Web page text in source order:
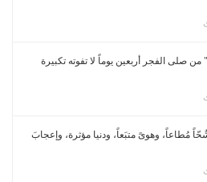
الفجر أربعين يوماً لا تفوته تكبيرة
مُطاعاً، وهوىً متبَعاً، ودنيا مؤثرة، وإعجابَ